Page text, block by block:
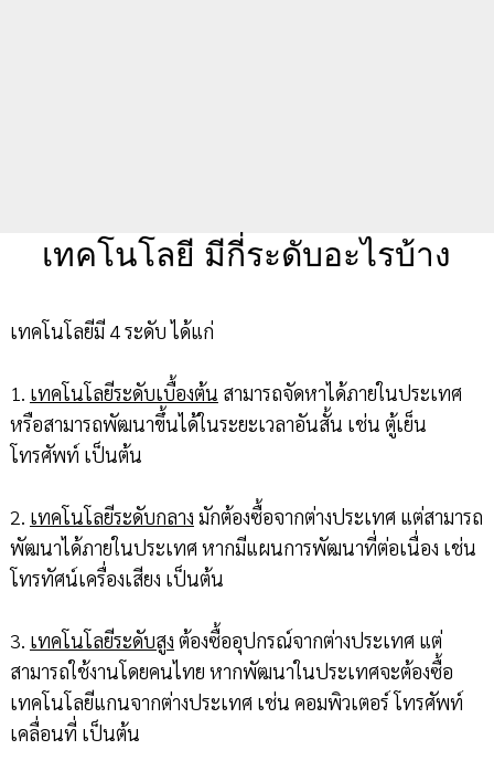
เทคโนโลยี มีกี่ระดับอะไรบ้าง
เทคโนโลยีมี 4 ระดับ ได้แก่
1. เทคโนโลยีระดับเบื้องต้น สามารถจัดหาได้ภายในประเทศ
หรือสามารถพัฒนาขึ้นได้ในระยะเวลาอันสั้น เช่น ตู้เย็น
โทรศัพท์ เป็นต้น
2. เทคโนโลยีระดับกลาง มักต้องซื้อจากต่างประเทศ แต่สามารถ
พัฒนาได้ภายในประเทศ หากมีแผนการพัฒนาที่ต่อเนื่อง เช่น
โทรทัศน์เครื่องเสียง เป็นต้น
3. เทคโนโลยีระดับสูง ต้องซื้ออุปกรณ์จากต่างประเทศ แต่
สามารถใช้งานโดยคนไทย หากพัฒนาในประเทศจะต้องซื้อ
เทคโนโลยีแกนจากต่างประเทศ เช่น คอมพิวเตอร์ โทรศัพท์
เคลื่อนที่ เป็นต้น